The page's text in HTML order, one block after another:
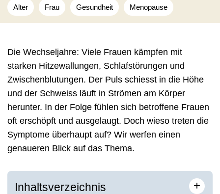
Dabei gibt Jennifer Ann Steinort Lesenden gerne Tipps für ihren
Alltag und zeigt, wie faszinierend der menschliche Körper ist.
Alter Frau Gesundheit Menopause
Die Wechseljahre: Viele Frauen kämpfen mit
starken Hitzewallungen, Schlafstörungen und
Zwischenblutungen. Der Puls schiesst in die Höhe
und der Schweiss läuft in Strömen am Körper
herunter. In der Folge fühlen sich betroffene Frauen
oft erschöpft und ausgelaugt. Doch wieso treten die
Symptome überhaupt auf? Wir werfen einen
genaueren Blick auf das Thema.
Inhaltsverzeichnis +